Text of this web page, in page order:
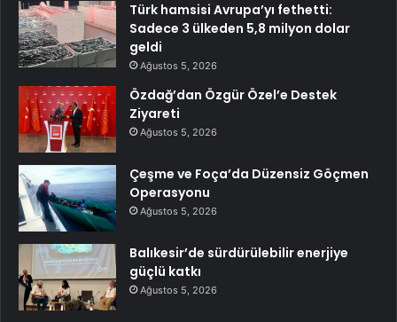
Türk hamsisi Avrupa’yı fethetti:
Sadece 3 ülkeden 5,8 milyon dolar
geldi
Ağustos 5, 2026
Özdağ’dan Özgür Özel’e Destek
Ziyareti
Ağustos 5, 2026
Çeşme ve Foça’da Düzensiz Göçmen
Operasyonu
Ağustos 5, 2026
Balıkesir’de sürdürülebilir enerjiye
güçlü katkı
Ağustos 5, 2026